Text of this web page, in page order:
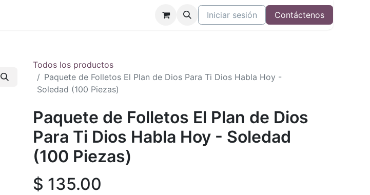
Iniciar sesión Contáctenos
Todos los productos
Paquete de Folletos El Plan de Dios Para Ti Dios Habla Hoy -
Soledad (100 Piezas)
Paquete de Folletos El Plan de Dios
Para Ti Dios Habla Hoy - Soledad
(100 Piezas)
$ 135.00